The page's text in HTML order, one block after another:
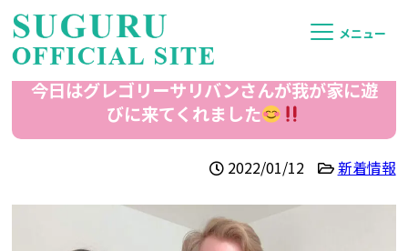
メニュー
今日はグレゴリーサリバンさんが我が家に遊
びに来てくれました
2022/01/12 新着情報